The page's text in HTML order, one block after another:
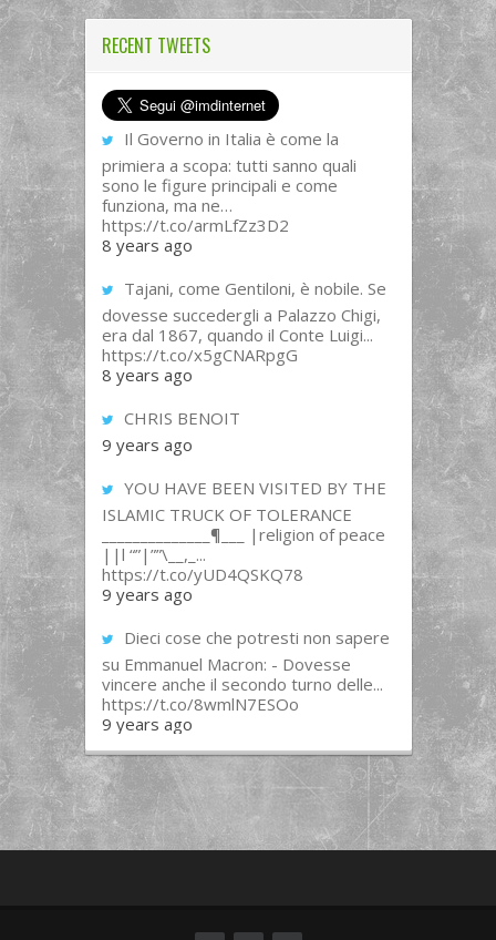
RECENT TWEETS
Il Governo in Italia è come la
primiera a scopa: tutti sanno quali
sono le figure principali e come
funziona, ma ne…
https://t.co/armLfZz3D2
8 years ago
Tajani, come Gentiloni, è nobile. Se
dovesse succedergli a Palazzo Chigi,
era dal 1867, quando il Conte Luigi...
https://t.co/x5gCNARpgG
8 years ago
CHRIS BENOIT
9 years ago
YOU HAVE BEEN VISITED BY THE
ISLAMIC TRUCK OF TOLERANCE
______________¶___ |religion of peace
||l “”|””\__,_...
https://t.co/yUD4QSKQ78
9 years ago
Dieci cose che potresti non sapere
su Emmanuel Macron: - Dovesse
vincere anche il secondo turno delle...
https://t.co/8wmlN7ESOo
9 years ago